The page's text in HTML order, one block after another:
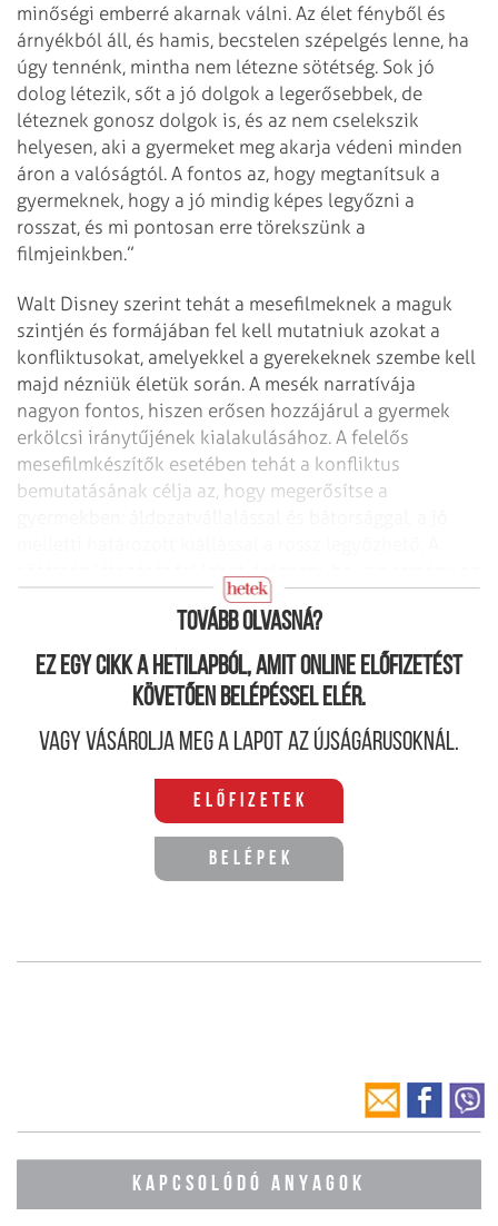
minőségi emberré akarnak válni. Az élet fényből és
árnyékból áll, és hamis, becstelen szépelgés lenne, ha
úgy tennénk, mintha nem létezne sötétség. Sok jó
dolog létezik, sőt a jó dolgok a legerősebbek, de
léteznek gonosz dolgok is, és az nem cselekszik
helyesen, aki a gyermeket meg akarja védeni minden
áron a valóságtól. A fontos az, hogy megtanítsuk a
gyermeknek, hogy a jó mindig képes legyőzni a
rosszat, és mi pontosan erre törekszünk a
filmjeinkben.”
Walt Disney szerint tehát a mesefilmeknek a maguk
szintjén és formájában fel kell mutatniuk azokat a
konfliktusokat, amelyekkel a gyerekeknek szembe kell
majd nézniük életük során. A mesék narratívája
nagyon fontos, hiszen erősen hozzájárul a gyermek
erkölcsi iránytűjének kialakulásához. A felelős
mesefilmkészítők esetében tehát a konfliktus
bemutatásának célja az, hogy megerősítse a
emberben, és a történet ezt megerősíti benne.
Tovább olvasná?
Ez egy cikk a hetilapból, amit online előfizetést
követően belépéssel elér.
Vagy vásárolja meg a lapot az újságárusoknál.
Előfizetek
Belépek
KAPCSOLÓDÓ ANYAGOK